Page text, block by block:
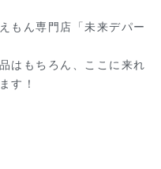
もん専門店「未来デパー
はもちろん、ここに来れ
す！